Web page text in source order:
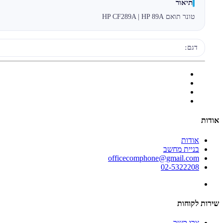
תיאור
טונר תואם HP CF289A | HP 89A
דגם:
אודות
אודות
בניית מחשב
officecomphone@gmail.com
02-5322208
שירות לקוחות